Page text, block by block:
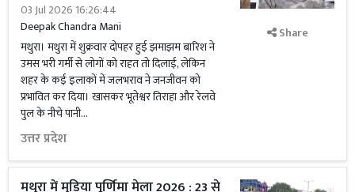
03 Jul 2026 16:26:44
Deepak Chandra Mani
मथुरा। मथुरा में शुक्रवार दोपहर हुई झमाझम बारिश ने
उमस भरी गर्मी से लोगों को राहत तो दिलाई, लेकिन
शहर के कई इलाकों में जलभराव ने जनजीवन को
प्रभावित कर दिया। खासकर भूतेश्वर तिराहा और रेलवे
पुल के नीचे पानी...
उत्तर प्रदेश
Share
मथुरा में मुड़िया पूर्णिमा मेला 2026 : 23 से